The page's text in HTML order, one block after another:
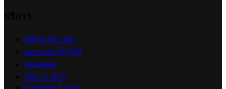
แพ็กเกจร้านค้า
ออกแบบเว็บไซต์
เทมเพลต
บริการ SEO
Enterprise Email